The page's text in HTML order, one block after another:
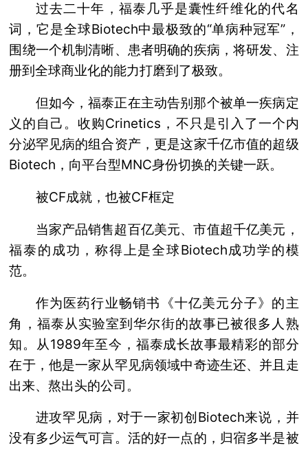
过去二十年，福泰几乎是囊性纤维化的代名
词，它是全球Biotech中最极致的“单病种冠军”，
围绕一个机制清晰、患者明确的疾病，将研发、注
册到全球商业化的能力打磨到了极致。
但如今，福泰正在主动告别那个被单一疾病定
义的自己。收购Crinetics，不只是引入了一个内
分泌罕见病的组合资产，更是这家千亿市值的超级
Biotech，向平台型MNC身份切换的关键一跃。
被CF成就，也被CF框定
当家产品销售超百亿美元、市值超千亿美元，
福泰的成功，称得上是全球Biotech成功学的模
范。
作为医药行业畅销书《十亿美元分子》的主
角，福泰从实验室到华尔街的故事已被很多人熟
知。从1989年至今，福泰成长故事最精彩的部分
在于，他是一家从罕见病领域中奇迹生还、并且走
出来、熬出头的公司。
进攻罕见病，对于一家初创Biotech来说，并
没有多少运气可言。活的好一点的，归宿多半是被